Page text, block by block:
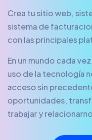
Crea tu sitio web,
sistema de
con las principales
En un mundo cada
uso de la tecnología
acceso sin
oportunidades,
trabajar y